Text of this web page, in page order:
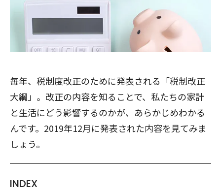
毎年、税制度改正のために発表される「税制改正
大綱」。改正の内容を知ることで、私たちの家計
と生活にどう影響するのかが、あらかじめわかる
んです。2019年12月に発表された内容を見てみま
しょう。
INDEX